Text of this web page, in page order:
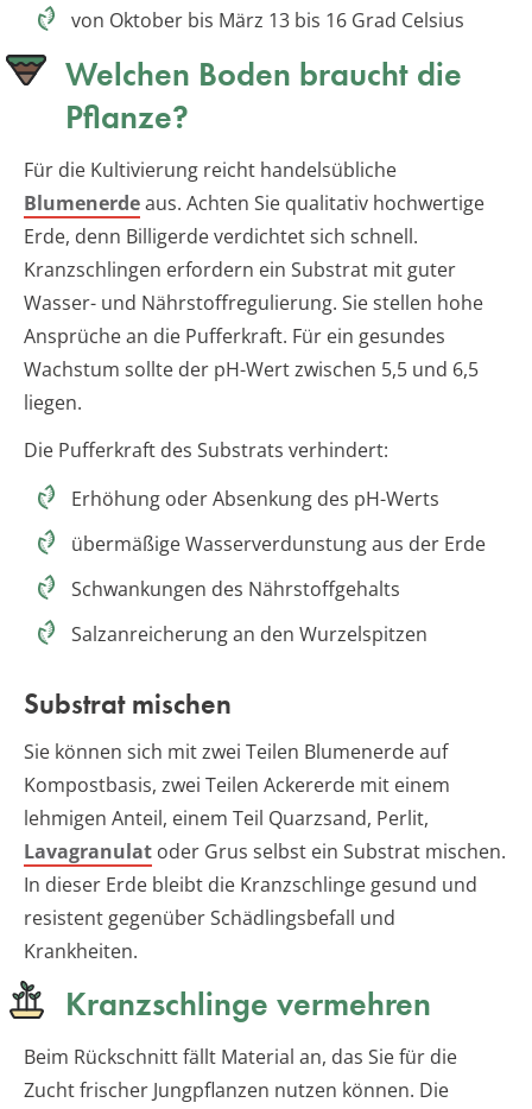
von Oktober bis März 13 bis 16 Grad Celsius
Welchen Boden braucht die
Pflanze?
Für die Kultivierung reicht handelsübliche
Blumenerdeaus. Achten Sie qualitativ hochwertige
Erde, denn Billigerde verdichtet sich schnell.
Kranzschlingen erfordern ein Substrat mit guter
Wasser- und Nährstoffregulierung. Sie stellen hohe
Ansprüche an die Pufferkraft. Für ein gesundes
Wachstum sollte der pH-Wert zwischen 5,5 und 6,5
liegen.
Die Pufferkraft des Substrats verhindert:
Erhöhung oder Absenkung des pH-Werts
übermäßige Wasserverdunstung aus der Erde
Schwankungen des Nährstoffgehalts
Salzanreicherung an den Wurzelspitzen
Substrat mischen
Sie können sich mit zwei Teilen Blumenerde auf
Kompostbasis, zwei Teilen Ackererde mit einem
lehmigen Anteil, einem Teil Quarzsand, Perlit,
Lavagranulat oder Grus selbst ein Substrat mischen.
In dieser Erde bleibt die Kranzschlinge gesund und
resistent gegenüber Schädlingsbefall und
Krankheiten.
Kranzschlinge vermehren
Beim Rückschnitt fällt Material an, das Sie für die
Zucht frischer Jungpflanzen nutzen können. Die